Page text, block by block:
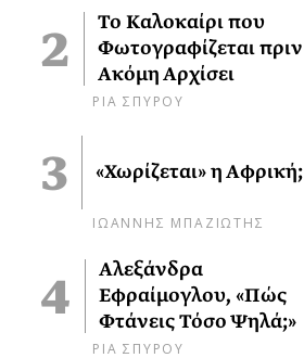
Το Καλοκαίρι που
Φωτογραφίζεται πριν
Ακόμη Αρχίσει
ΡΙΑ ΣΠΥΡΟΥ
«Χωρίζεται» η Αφρική;
ΙΩΑΝΝΗΣ ΜΠΑΖΙΩΤΗΣ
Αλεξάνδρα
Εφραίμογλου, «Πώς
Φτάνεις Τόσο Ψηλά;»
ΡΙΑ ΣΠΥΡΟΥ